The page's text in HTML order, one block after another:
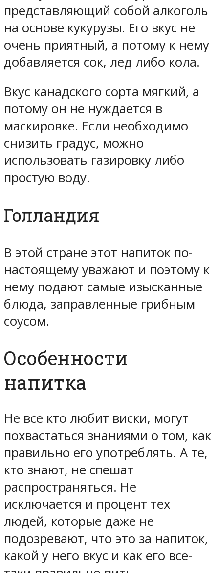
представляющий собой алкоголь
на основе кукурузы. Его вкус не
очень приятный, а потому к нему
добавляется сок, лед либо кола.
Вкус канадского сорта мягкий, а
потому он не нуждается в
маскировке. Если необходимо
снизить градус, можно
использовать газировку либо
простую воду.
Голландия
В этой стране этот напиток по-
настоящему уважают и поэтому к
нему подают самые изысканные
блюда, заправленные грибным
соусом.
Особенности
напитка
Не все кто любит виски, могут
похвастаться знаниями о том, как
правильно его употреблять. А те,
кто знают, не спешат
распространяться. Не
исключается и процент тех
людей, которые даже не
подозревают, что это за напиток,
какой у него вкус и как его все-